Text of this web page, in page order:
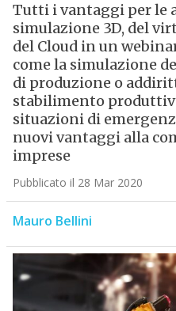
Tutti i vantaggi per le
simulazione 3D, del
del Cloud in un
come la simulazione
di produzione o
stabilimento
situazioni di
nuovi vantaggi alla
imprese
Pubblicato il 28 Mar 2020
Mauro Bellini